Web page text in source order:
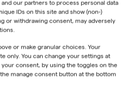
our partners to process personal data
IDs on this site and show (non-)
or withdrawing consent, may adversely
or make granular choices. Your
only. You can change your settings at
consent, by using the toggles on the
manage consent button at the bottom